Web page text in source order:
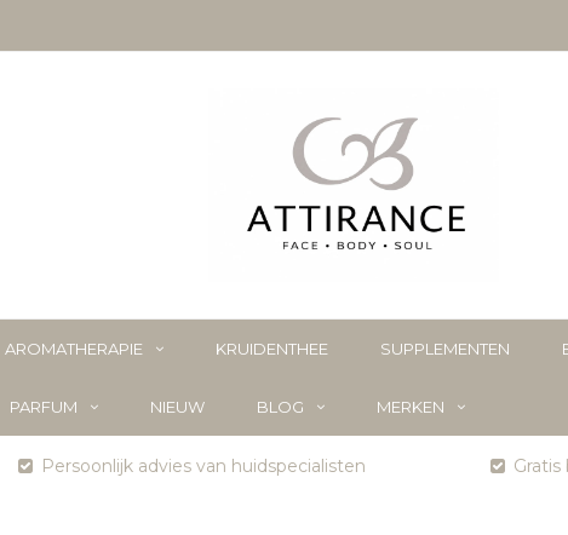
AROMATHERAPIE KRUIDENTHEE SUPPLEMENTEN
PARFUM NIEUW BLOG MERKEN
Persoonlijk advies van huidspecialisten